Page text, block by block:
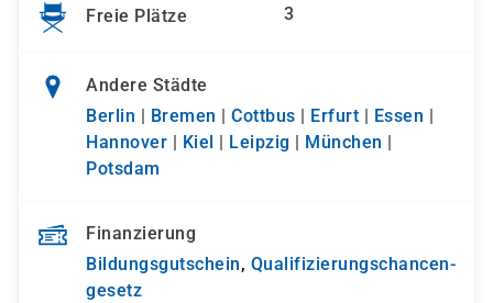
Freie Plätze 3
Andere Städte
Berlin
Bremen Cottbus Erfurt Essen
Hannover
Kiel Leipzig München
Potsdam
Finanzierung
Bildungsgutschein, Qualifizierungs­chancen­
gesetz